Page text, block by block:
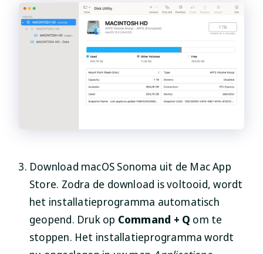
Download macOS Sonoma uit de Mac App
Store. Zodra de download is voltooid, wordt
het installatieprogramma automatisch
geopend. Druk op Command + Q om te
stoppen. Het installatieprogramma wordt